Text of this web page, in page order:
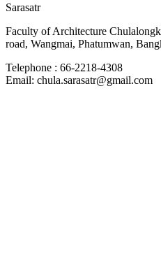
Sarasatr
Faculty of Architecture
road, Wangmai, Phatumwan,
Telephone : 66-2218-4308
Email: chula.sarasatr@gmail.com